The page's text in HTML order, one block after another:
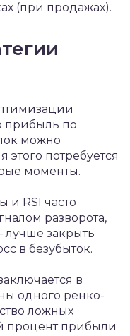
(при продажах).
прибыль по
можно
этого потребуется
моменты.
и RSI часто
разворота,
лучше закрыть
в безубыток.
в
одного ренко-
ложных
процент прибыли